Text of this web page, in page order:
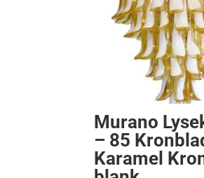
Murano
– 85
Karamel